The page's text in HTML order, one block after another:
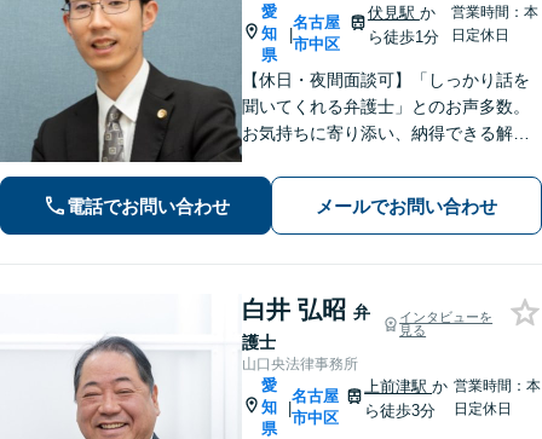
愛
知
県
|
名古屋
市中区
伏見駅 か
ら徒歩1分
営業時間：本
日定休日
【休日・夜間面談可】「しっかり話を
聞いてくれる弁護士」とのお声多数。
お気持ちに寄り添い、納得できる解決
理・企業法務など幅広く対応】複数弁
護士で協議しながら進める体制で、安
心してご相談いただけます。
電話でお問い合わせ メールでお問い合わせ
白井 弘昭 弁
護士
インタビューを
見る
山口央法律事務所
愛
知
県
|
名古屋
市中区
上前津駅か
ら徒歩3分
営業時間：本
日定休日